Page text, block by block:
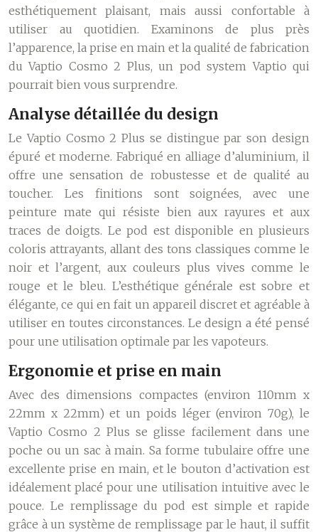
esthétiquement plaisant, mais aussi confortable à
utiliser au quotidien. Examinons de plus près
l’apparence, la prise en main et la qualité de fabrication
du Vaptio Cosmo 2 Plus, un pod system Vaptio qui
pourrait bien vous surprendre.
Analyse détaillée du design
Le Vaptio Cosmo 2 Plus se distingue par son design
épuré et moderne. Fabriqué en alliage d’aluminium, il
offre une sensation de robustesse et de qualité au
toucher. Les finitions sont soignées, avec une
peinture mate qui résiste bien aux rayures et aux
traces de doigts. Le pod est disponible en plusieurs
coloris attrayants, allant des tons classiques comme le
noir et l’argent, aux couleurs plus vives comme le
rouge et le bleu. L’esthétique générale est sobre et
élégante, ce qui en fait un appareil discret et agréable à
utiliser en toutes circonstances. Le design a été pensé
pour une utilisation optimale par les vapoteurs.
Ergonomie et prise en main
Avec des dimensions compactes (environ 110mm x
22mm x 22mm) et un poids léger (environ 70g), le
Vaptio Cosmo 2 Plus se glisse facilement dans une
poche ou un sac à main. Sa forme tubulaire offre une
excellente prise en main, et le bouton d’activation est
idéalement placé pour une utilisation intuitive avec le
pouce. Le remplissage du pod est simple et rapide
grâce à un système de remplissage par le haut, il suffit